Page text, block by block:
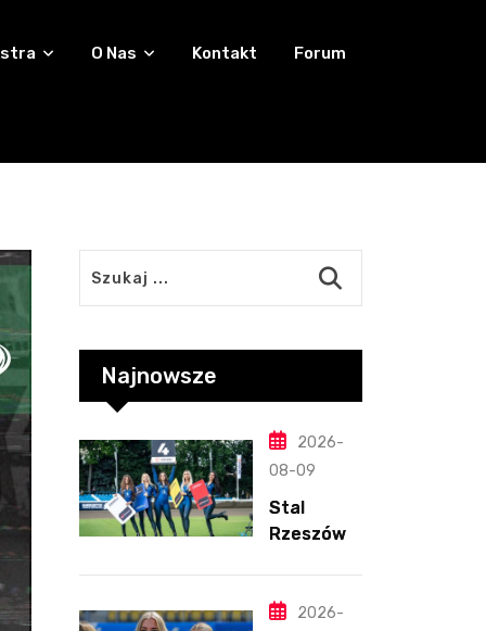
O Nas Kontakt Forum
Najnowsze
2026-
08-09
Stal
Rzeszów –
8.08.2026
2026-